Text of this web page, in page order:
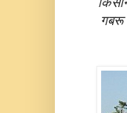
गबरू